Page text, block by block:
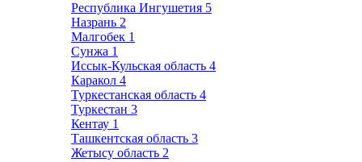
Республика Ингушетия 5
Назрань 2
Малгобек 1
Сунжа 1
Иссык-Кульская область 4
Каракол 4
Туркестанская область 4
Туркестан 3
Кентау 1
Ташкентская область 3
Жетысу область 2